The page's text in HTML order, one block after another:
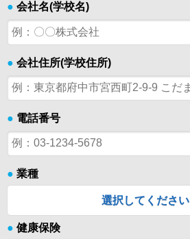
● 会社名(学校名)
● 会社住所(学校住所)
● 電話番号
● 業種
選択してください
● 健康保険